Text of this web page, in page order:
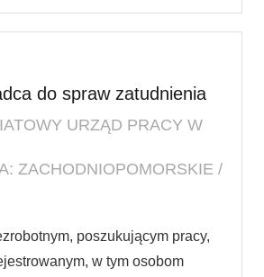
do spraw zatudnienia
URZĄD PRACY W
ZACHODNIOPOMORSKIE /
poszukującym pracy,
w tym osobom